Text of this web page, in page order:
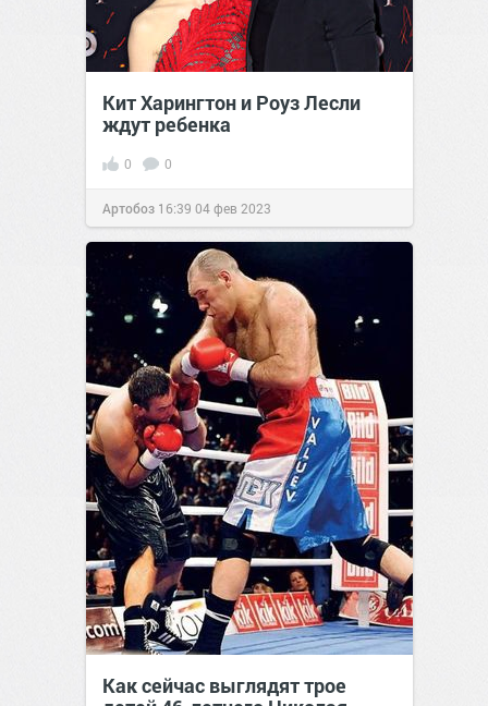
Кит Харингтон и Роуз Лесли
ждут ребенка
0 0
Артобоз 16:39 04 фев 2023
Как сейчас выглядят трое